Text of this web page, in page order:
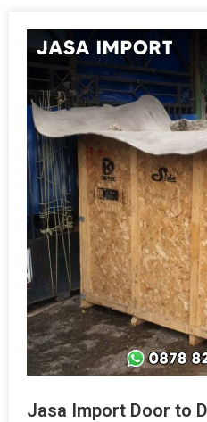
Jasa Import Door to